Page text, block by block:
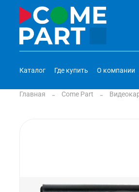
Каталог Где купить О компании
Главная Come Part